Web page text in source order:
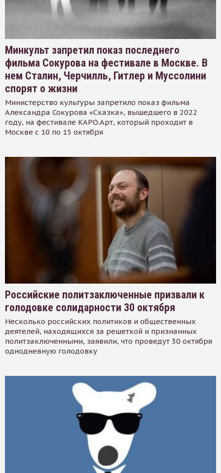
Минкульт запретил показ последнего
фильма Сокурова на фестивале в Москве. В
нем Сталин, Черчилль, Гитлер и Муссолини
спорят о жизни
Министерство культуры запретило показ фильма
Александра Сокурова «Сказка», вышедшего в 2022
году, на фестивале КАРО.Арт, который проходит в
Москве с 10 по 15 октября
Российские политзаключенные призвали к
голодовке солидарности 30 октября
Несколько российских политиков и общественных
деятелей, находящихся за решеткой и признанных
политзаключенными, заявили, что проведут 30 октября
однодневную голодовку